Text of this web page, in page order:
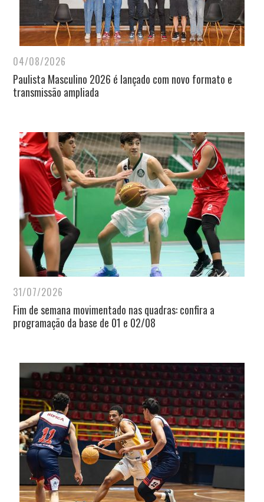
04/08/2026
Paulista Masculino 2026 é lançado com novo formato e
transmissão ampliada
31/07/2026
Fim de semana movimentado nas quadras: confira a
programação da base de 01 e 02/08